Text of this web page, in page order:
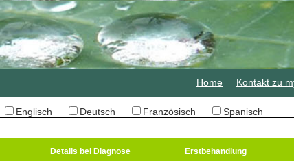
Home Kontakt zu
Englisch Deutsch Französisch Spanisch
Details bei Diagnose Erstbehandlung